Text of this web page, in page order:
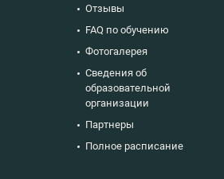
Отзывы
FAQ по обучению
Фотогалерея
Сведения об
образовательной
организации
Партнеры
Полное расписание